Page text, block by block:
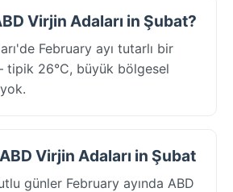
Virjin Adaları in Şubat?
February ayı tutarlı bir
tipik 26°C, büyük bölgesel
Virjin Adaları in Şubat
günler February ayında ABD